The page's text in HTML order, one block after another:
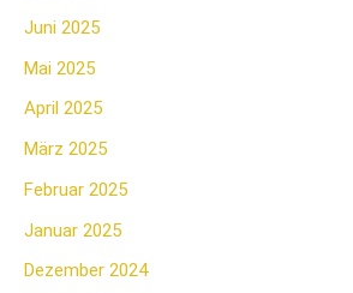
Juni 2025
Mai 2025
April 2025
März 2025
Februar 2025
Januar 2025
Dezember 2024